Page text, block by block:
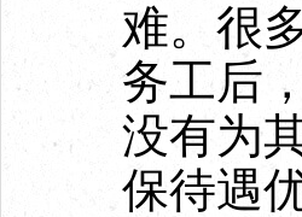
难。很
务工后
没有为
保待遇